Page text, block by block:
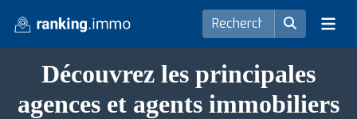
Découvrez les principales
agences et agents immobiliers